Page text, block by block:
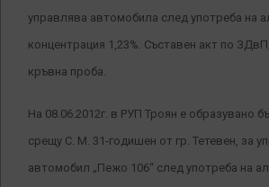
управлява автомобила след употреба на
концентрация 1,23%. Съставен акт по
кръвна проба.
На 08.06.2012г. в РУП Троян е образувано
срещу С. М. 31-годишен от гр. Тетевен, за
автомобил „Пежо 106“ след употреба на